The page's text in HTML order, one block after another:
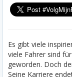
Es gibt viele
viele Fahrer sind
geworden. Doch
Seine Karriere